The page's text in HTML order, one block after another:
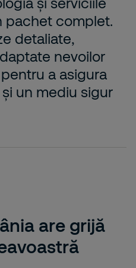
pachet complet.
detaliate,
nevoilor
a asigura
un mediu sigur
are grijă